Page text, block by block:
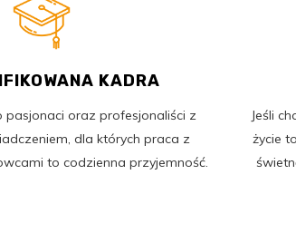
KADRA
pasjonaci oraz profesjonaliści z
dla których praca z
to codzienna przyjemność.
Jeśli
życie